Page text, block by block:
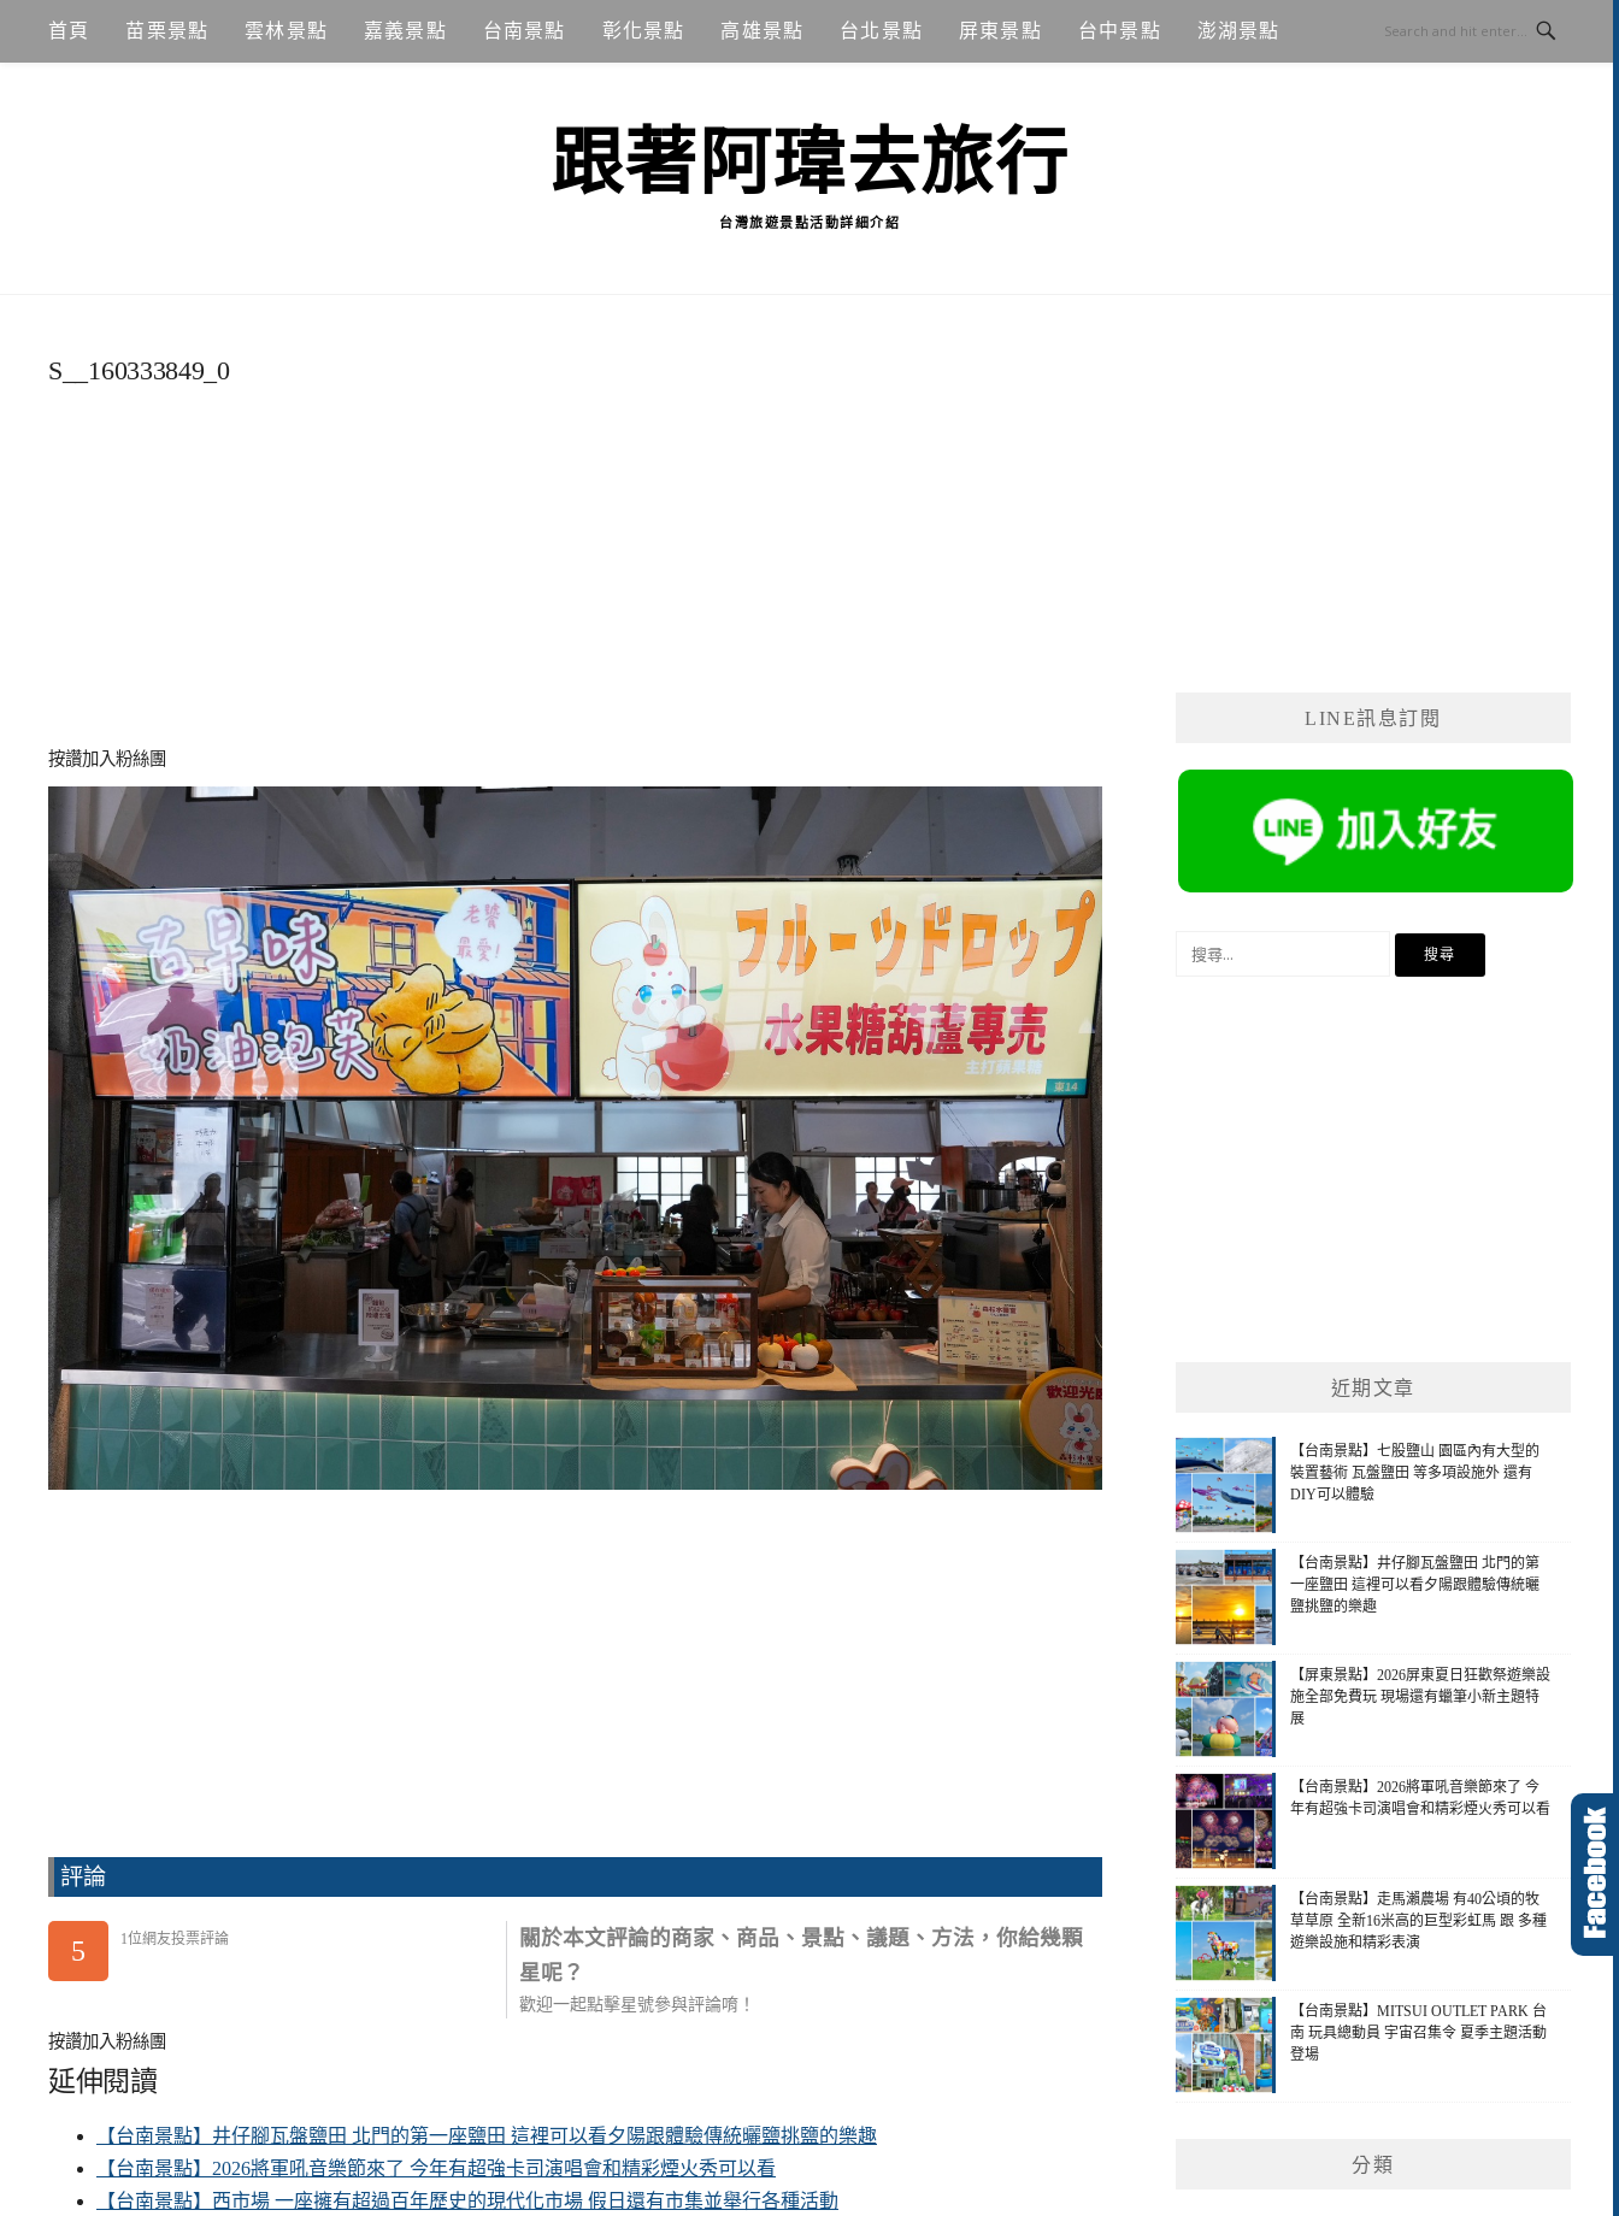
content
首頁 苗栗景點 雲林景點 嘉義景點 台南景點 彰化景點 高雄景點 台北景點 屏東景點 台中景點 澎湖景點
跟著阿瑋去旅行
台灣旅遊景點活動詳細介紹
S__160333849_0
按讚加入粉絲團
評論
5 1位網友投票評論
關於本文評論的商家、商品、景點、議題、方法，你給幾顆
星呢？
歡迎一起點擊星號參與評論唷！
按讚加入粉絲團
延伸閱讀
【台南景點】井仔腳瓦盤鹽田 北門的第一座鹽田 這裡可以看夕陽跟體驗傳統曬鹽挑鹽的樂趣
【台南景點】2026將軍吼音樂節來了 今年有超強卡司演唱會和精彩煙火秀可以看
【台南景點】西市場 一座擁有超過百年歷史的現代化市場 假日還有市集並舉行各種活動
LINE訊息訂閱
近期文章
【台南景點】七股鹽山 園區內有大型的
裝置藝術 瓦盤鹽田 等多項設施外 還有
DIY可以體驗
【台南景點】井仔腳瓦盤鹽田 北門的第
一座鹽田 這裡可以看夕陽跟體驗傳統曬
鹽挑鹽的樂趣
【屏東景點】2026屏東夏日狂歡祭遊樂設
施全部免費玩 現場還有蠟筆小新主題特
展
【台南景點】2026將軍吼音樂節來了 今
年有超強卡司演唱會和精彩煙火秀可以看
【台南景點】走馬瀨農場 有40公頃的牧
草草原 全新16米高的巨型彩虹馬 跟 多種
遊樂設施和精彩表演
【台南景點】MITSUI OUTLET PARK 台
南 玩具總動員 宇宙召集令 夏季主題活動
登場
分類